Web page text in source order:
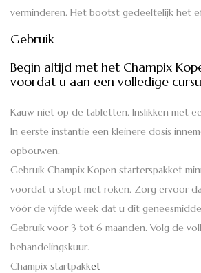
verminderen. Het bootst gedeeltelijk het
Gebruik
Begin altijd met het Champix
voordat u aan een volledige
Kauw niet op de tabletten. Inslikken met
In eerste instantie een kleinere dosis
opbouwen.
Gebruik Champix Kopen starterspakket
voordat u stopt met roken. Zorg ervoor
vóór de vijfde week dat u dit
Gebruik voor 3 tot 6 maanden. Volg de
behandelingskuur.
Champix startpakket